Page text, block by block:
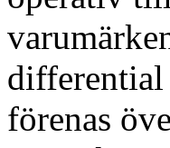
differential
förenas